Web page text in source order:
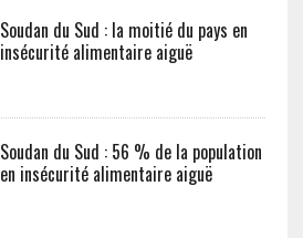
Soudan du Sud : la moitié du pays en
insécurité alimentaire aiguë
Soudan du Sud : 56 % de la population
en insécurité alimentaire aiguë